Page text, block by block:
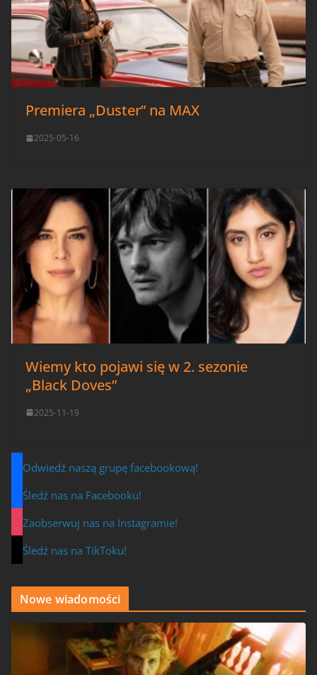
Premiera „Duster” na MAX
2025-05-16
Wiemy kto pojawi się w 2. sezonie
„Black Doves”
2025-11-19
Odwiedź naszą grupę facebookową!
Śledź nas na Facebooku!
Zaobserwuj nas na Instagramie!
Śledź nas na TikToku!
Nowe wiadomości